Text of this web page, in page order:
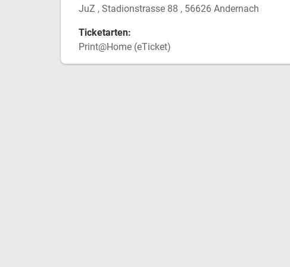
JuZ , Stadionstrasse 88 , 56626 Andernach
Ticketarten:
Print@Home (eTicket)